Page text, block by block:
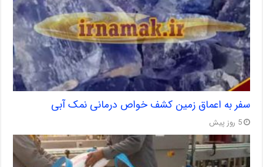
سفر به اعماق زمین کشف خواص درمانی نمک آبی
5 روز پیش